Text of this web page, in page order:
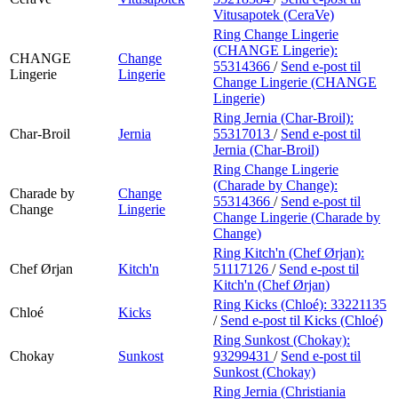
Vitusapotek (CeraVe)
CHANGE
Lingerie
Change
Lingerie
Ring Change Lingerie
(CHANGE Lingerie):
55314366 / Send e-post til
Change Lingerie (CHANGE
Lingerie)
Char-Broil Jernia
Ring Jernia (Char-Broil):
55317013 / Send e-post til
Jernia (Char-Broil)
Charade by
Change
Change
Lingerie
Ring Change Lingerie
(Charade by Change):
55314366 / Send e-post til
Change Lingerie (Charade by
Change)
Chef Ørjan Kitch'n
Ring Kitch'n (Chef Ørjan):
51117126 / Send e-post til
Kitch'n (Chef Ørjan)
Chloé
Kicks
Ring Kicks (Chloé): 33221135
/ Send e-post til Kicks (Chloé)
Chokay Sunkost
Ring Sunkost (Chokay):
93299431 / Send e-post til
Sunkost (Chokay)
Ring Jernia (Christiania